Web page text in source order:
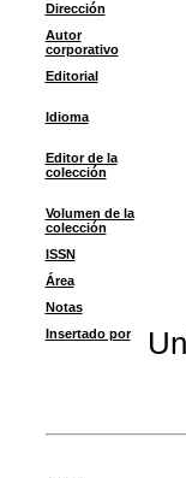
Dirección
Autor
corporativo
Editorial
Idioma
Editor de la
colección
Volumen de la
colección
ISSN
Área
Notas
Insertado por